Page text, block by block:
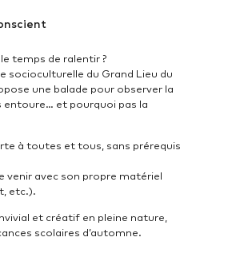
temps de ralentir ?
socioculturelle du Grand Lieu du
une balade pour observer la
entoure… et pourquoi pas la
à toutes et tous, sans prérequis
venir avec son propre matériel
etc.).
et créatif en pleine nature,
scolaires d’automne.